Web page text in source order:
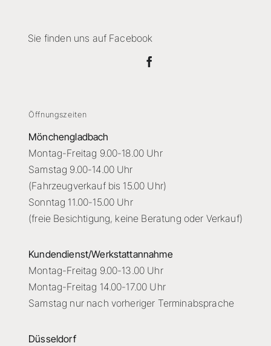
Sie finden uns auf Facebook
Öffnungszeiten
Mönchengladbach
Montag-Freitag 9.00-18.00 Uhr
Samstag 9.00-14.00 Uhr
(Fahrzeugverkauf bis 15.00 Uhr)
Sonntag 11.00-15.00 Uhr
(freie Besichtigung, keine Beratung oder Verkauf)
Kundendienst/Werkstattannahme
Montag-Freitag 9.00-13.00 Uhr
Montag-Freitag 14.00-17.00 Uhr
Samstag nur nach vorheriger Terminabsprache
Düsseldorf